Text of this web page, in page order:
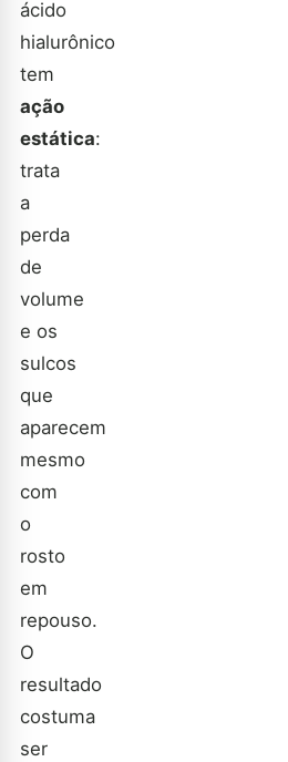
ácido
hialurônico
tem
ação
estática:
trata
a
perda
de
volume
e os
sulcos
que
aparecem
mesmo
com
o
rosto
em
repouso.
O
resultado
costuma
ser